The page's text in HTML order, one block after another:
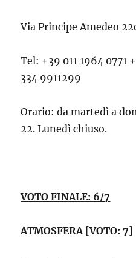
Via Principe Amedeo
Tel: +39 011 1964 0771
334 9911299
Orario: da martedì a
22. Lunedì chiuso.
VOTO FINALE: 6/7
ATMOSFERA [VOTO: 7]